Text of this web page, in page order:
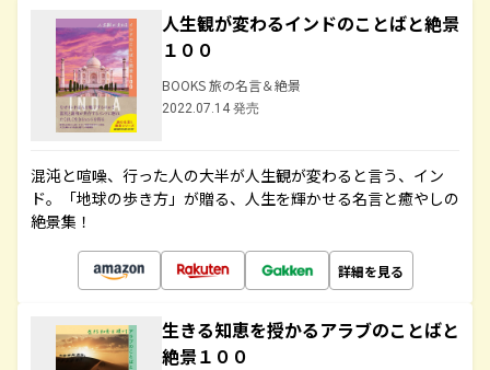
人生観が変わるインドのことばと絶景
１００
BOOKS 旅の名言＆絶景
2022.07.14 発売
混沌と喧噪、行った人の大半が人生観が変わると言う、イン
ド。「地球の歩き方」が贈る、人生を輝かせる名言と癒やしの
絶景集！
詳細を見る
生きる知恵を授かるアラブのことばと
絶景１００